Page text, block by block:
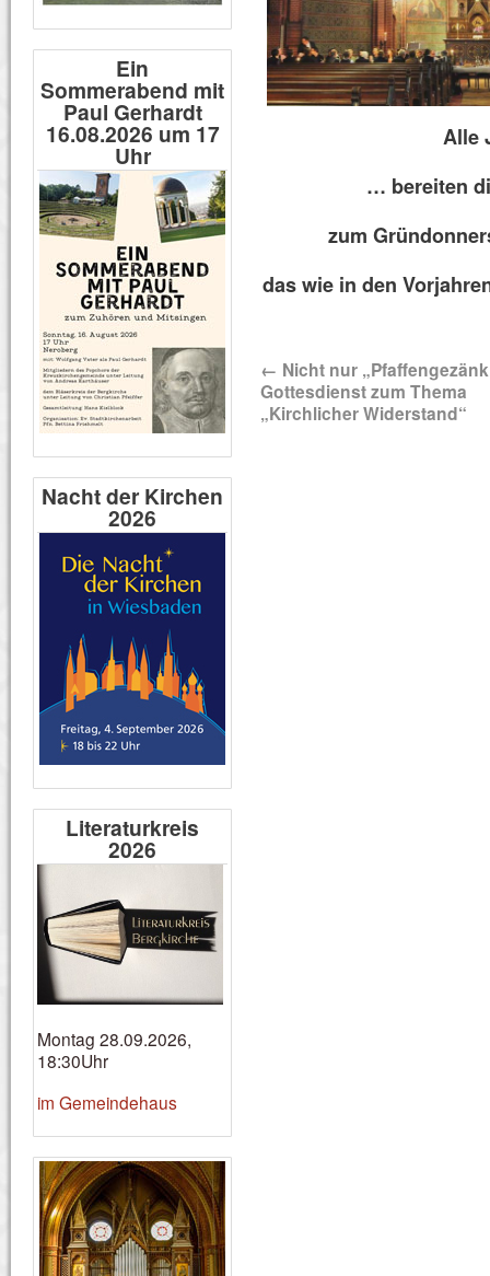
Alle
… bereiten
zum
das wie in den
← Nicht nur
Gottesdienst zum Thema
„Kirchlicher Widerstand“
Ein
Sommerabend mit
Paul Gerhardt
16.08.2026 um 17
Uhr
Nacht der Kirchen
2026
Literaturkreis
2026
Montag 28.09.2026,
18:30Uhr
im Gemeindehaus